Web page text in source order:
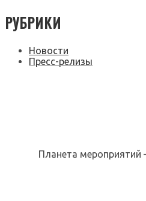
РУБРИКИ
Новости
Пресс-релизы
Планета мероприятий